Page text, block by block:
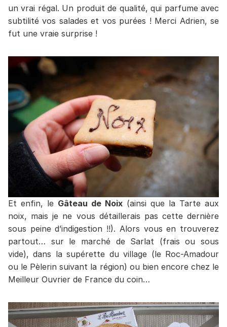
un vrai régal. Un produit de qualité, qui parfume avec
subtilité vos salades et vos purées ! Merci Adrien, se
fut une vraie surprise !
Et enfin, le Gâteau de Noix (ainsi que la Tarte aux
noix, mais je ne vous détaillerais pas cette dernière
sous peine d’indigestion !!). Alors vous en trouverez
partout… sur le marché de Sarlat (frais ou sous
vide), dans la supérette du village (le Roc-Amadour
ou le Pèlerin suivant la région) ou bien encore chez le
Meilleur Ouvrier de France du coin…